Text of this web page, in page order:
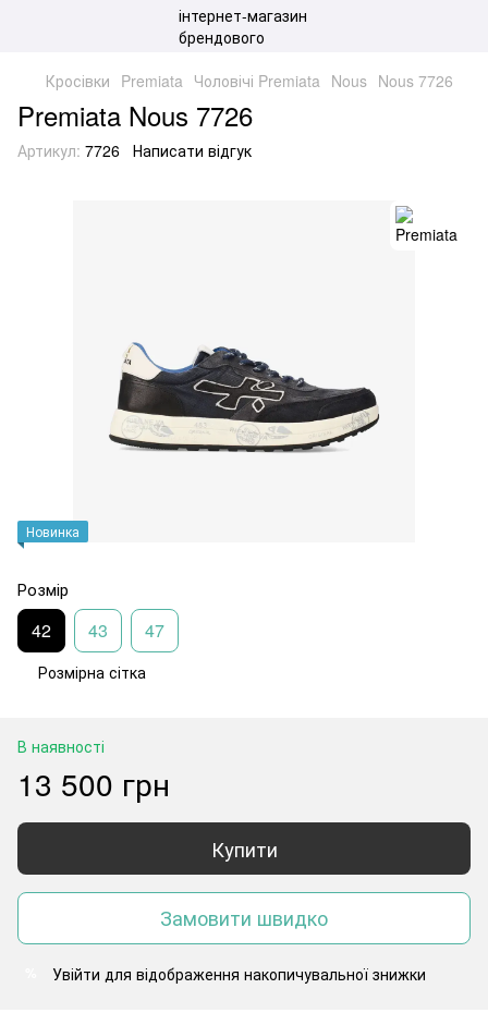
Кросівки Premiata Чоловічі Premiata Nous Nous 7726
Premiata Nous 7726
Артикул: 7726 Написати відгук
Новинка
Розмір
42 43 47
Розмірна сітка
В наявності
13 500 грн
Купити
Замовити швидко
Увійти для відображення накопичувальної знижки